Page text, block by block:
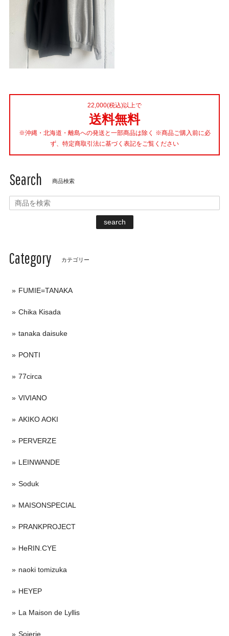
22,000(税込)以上で
送料無料
※沖縄・北海道・離島への発送と一部商品は除く ※商品ご購入前に必
ず、特定商取引法に基づく表記をご覧ください
Search 商品検索
search
Category カテゴリー
FUMIE=TANAKA
Chika Kisada
tanaka daisuke
PONTI
77circa
VIVIANO
AKIKO AOKI
PERVERZE
LEINWANDE
Soduk
MAISONSPECIAL
PRANKPROJECT
HeRIN.CYE
naoki tomizuka
HEYEP
La Maison de Lyllis
Soierie